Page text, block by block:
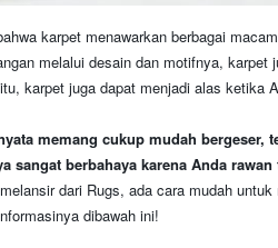
karpet menawarkan berbagai
melalui desain dan motifnya,
karpet juga dapat menjadi alas ketika
memang cukup mudah
sangat berbahaya karena Anda
dari Rugs, ada cara mudah
dibawah ini!